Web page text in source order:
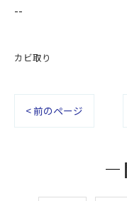
--
カビ取り
< 前のページ